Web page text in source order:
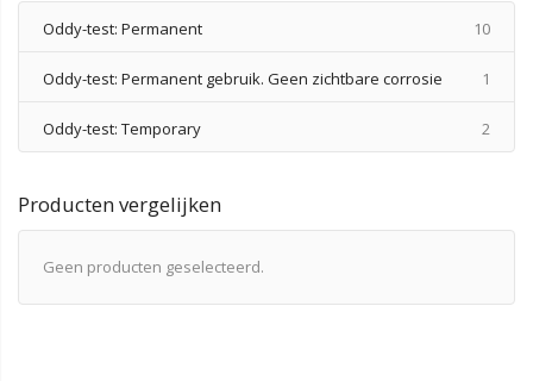
Oddy-test: Permanent 10
Oddy-test: Permanent gebruik. Geen zichtbare corrosie 1
Oddy-test: Temporary 2
Producten vergelijken
Geen producten geselecteerd.